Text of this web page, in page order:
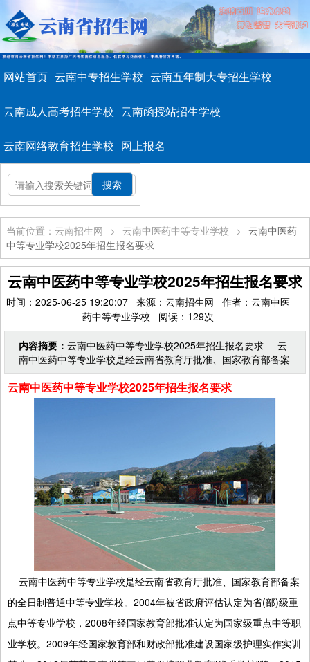
网站首页 云南中专招生学校 云南五年制大专招生学校
云南成人高考招生学校 云南函授站招生学校
云南网络教育招生学校 网上报名
当前位置：云南招生网 > 云南中医药中等专业学校 > 云南中医药
中等专业学校2025年招生报名要求
云南中医药中等专业学校2025年招生报名要求
时间：2025-06-25 19:20:07 来源：云南招生网 作者：云南中医
药中等专业学校 阅读：129次
内容摘要： 云南中医药中等专业学校2025年招生报名要求 云
南中医药中等专业学校是经云南省教育厅批准、国家教育部备案
的全日制普通中等专业学校。2004年被省政府评估
云南中医药中等专业学校2025年招生报名要求
云南中医药中等专业学校是经云南省教育厅批准、国家教育部备案
的全日制普通中等专业学校。2004年被省政府评估认定为省(部)级重
点中等专业学校，2008年经国家教育部批准认定为国家级重点中等职
业学校。2009年经国家教育部和财政部批准建设国家级护理实作实训